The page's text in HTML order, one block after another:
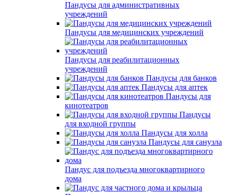
Пандусы для административных
учреждений
Пандусы для медицинских учреждений
Пандусы для реабилитационных
учреждений
Пандусы для банков
Пандусы для аптек
Пандусы для
кинотеатров
Пандусы
для входной группы
Пандусы для холла
Пандусы для санузла
Пандус для подъезда многоквартирного
дома